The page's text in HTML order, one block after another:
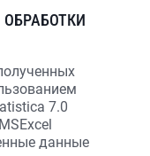
7.0
данные